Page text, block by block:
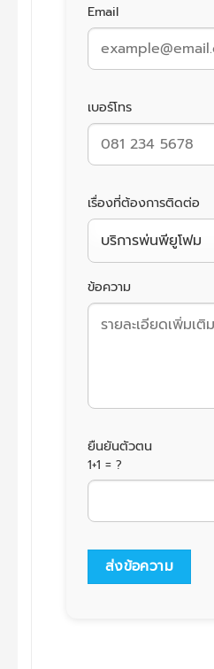
Email
เบอร์โทร
เรื่องที่ต้องการติดต่อ
ข้อความ
ยืนยันตัวตน
1+1 = ?